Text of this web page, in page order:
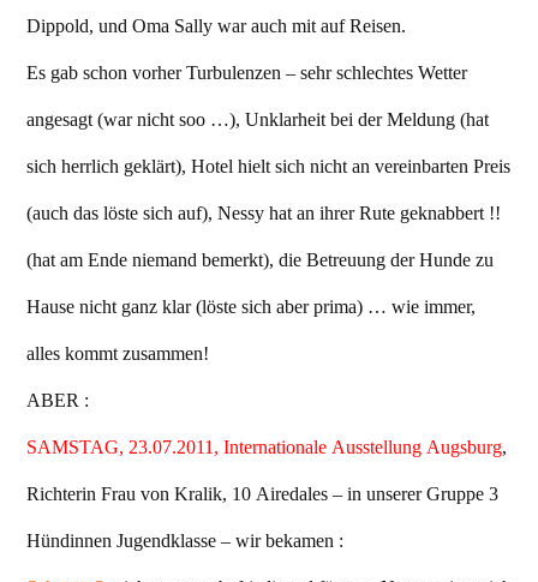
Dippold, und Oma Sally war auch mit auf Reisen.
Es gab schon vorher Turbulenzen – sehr schlechtes Wetter
angesagt (war nicht soo …), Unklarheit bei der Meldung (hat
sich herrlich geklärt), Hotel hielt sich nicht an vereinbarten Preis
(auch das löste sich auf), Nessy hat an ihrer Rute geknabbert !!
(hat am Ende niemand bemerkt), die Betreuung der Hunde zu
Hause nicht ganz klar (löste sich aber prima) … wie immer,
alles kommt zusammen!
ABER :
SAMSTAG, 23.07.2011, Internationale Ausstellung Augsburg,
Richterin Frau von Kralik, 10 Airedales – in unserer Gruppe 3
Hündinnen Jugendklasse – wir bekamen :